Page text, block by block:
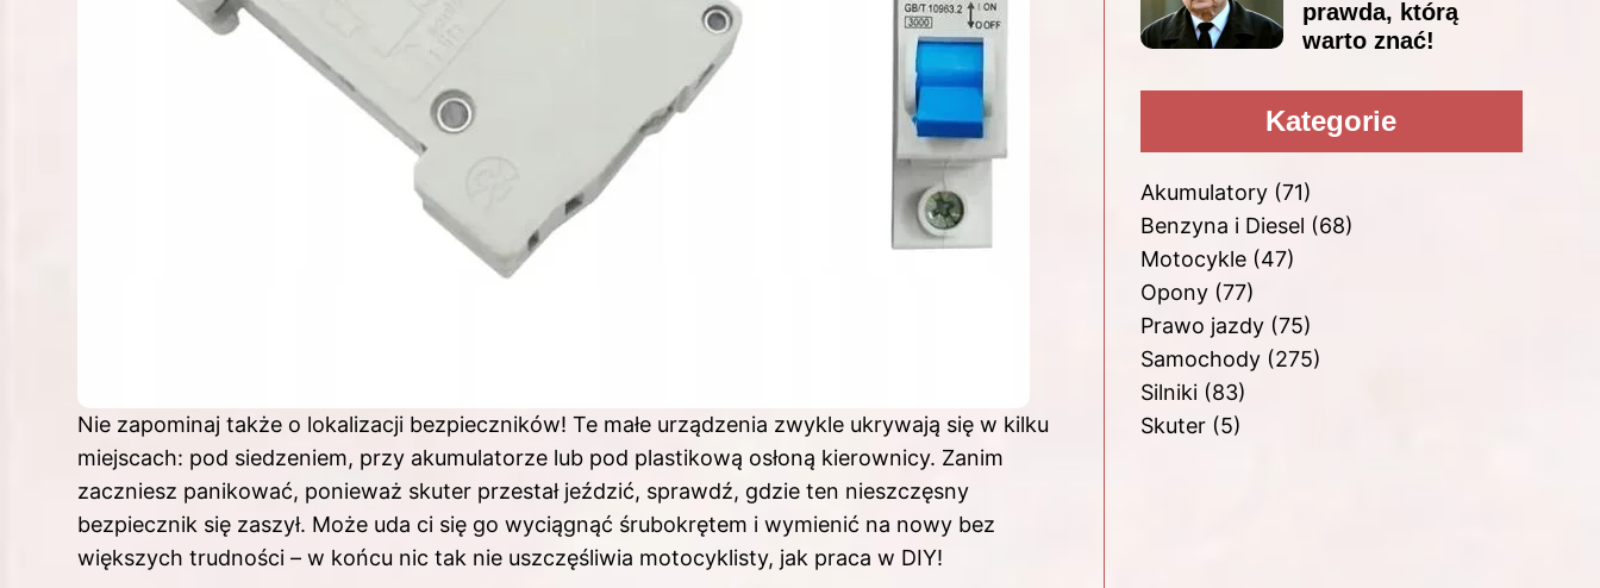
Nie zapominaj także o lokalizacji bezpieczników! Te małe urządzenia zwykle ukrywają się w kilku
miejscach: pod siedzeniem, przy akumulatorze lub pod plastikową osłoną kierownicy. Zanim
zaczniesz panikować, ponieważ skuter przestał jeździć, sprawdź, gdzie ten nieszczęsny
bezpiecznik się zaszył. Może uda ci się go wyciągnąć śrubokrętem i wymienić na nowy bez
większych trudności – w końcu nic tak nie uszczęśliwia motocyklisty, jak praca w DIY!
prawda, którą
warto znać!
Kategorie
Akumulatory(71)
Benzyna i Diesel (68)
Motocykle(47)
Opony(77)
Prawo jazdy(75)
Samochody(275)
Silniki(83)
Skuter(5)